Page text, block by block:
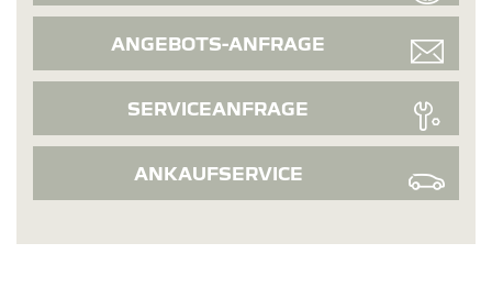
ANGEBOTS-ANFRAGE
SERVICEANFRAGE
ANKAUFSERVICE